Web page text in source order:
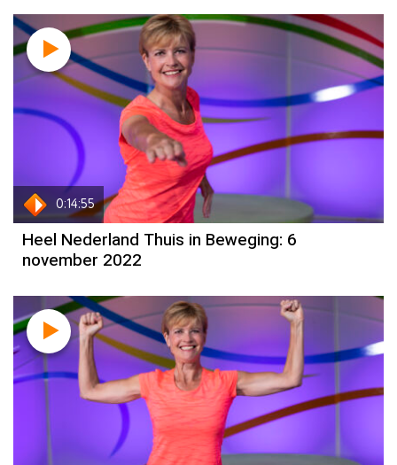
0:14:55
Heel Nederland Thuis in Beweging: 6
november 2022